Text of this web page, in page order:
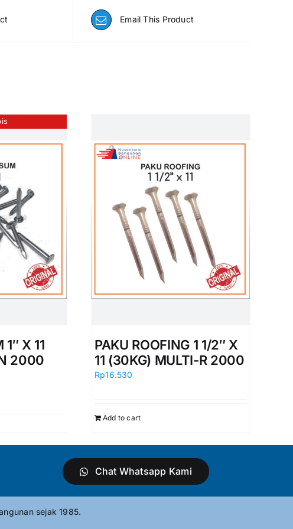
Email This Product
X 11
2000
PAKU ROOFING 1 1/2″ X
11 (30KG) MULTI-R 2000
Rp16.530
Add to cart
Chat Whatsapp Kami
sejak 1985.